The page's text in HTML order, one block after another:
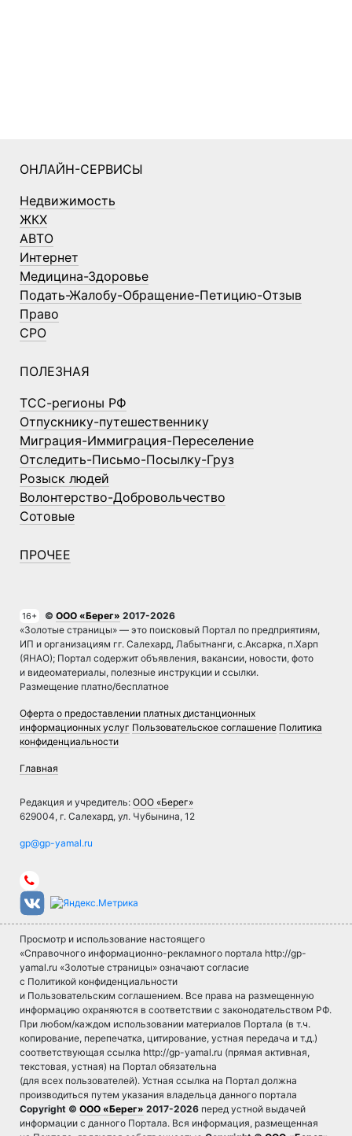
ОНЛАЙН-СЕРВИСЫ
Недвижимость
ЖКХ
АВТО
Интернет
Медицина-Здоровье
Подать-Жалобу-Обращение-Петицию-Отзыв
Право
СРО
ПОЛЕЗНАЯ
ТСС-регионы РФ
Отпускнику-путешественнику
Миграция-Иммиграция-Переселение
Отследить-Письмо-Посылку-Груз
Розыск людей
Волонтерство-Добровольчество
Сотовые
ПРОЧЕЕ
16+ © ООО «Берег» 2017-2026
«Золотые страницы» — это поисковый Портал по предприятиям,
ИП и организациям гг. Салехард, Лабытнанги, с.Аксарка, п.Харп
(ЯНАО); Портал содержит объявления, вакансии, новости, фото
и видеоматериалы, полезные инструкции и ссылки.
Размещение платно/бесплатное
Оферта о предоставлении платных дистанционных
информационных услуг Пользовательское соглашение Политика
конфиденциальности
Главная
Редакция и учредитель: ООО «Берег»
629004, г. Салехард, ул. Чубынина, 12
Просмотр и использование настоящего
«Справочного информационно-рекламного портала http://gp-
yamal.ru «Золотые страницы» означают согласие
с Политикой конфиденциальности
и Пользовательским соглашением. Все права на размещенную
информацию охраняются в соответствии с законодательством РФ.
При любом/каждом использовании материалов Портала (в т.ч.
копирование, перепечатка, цитирование, устная передача и т.д.)
соответствующая ссылка http://gp-yamal.ru (прямая активная,
текстовая, устная) на Портал обязательна
(для всех пользователей). Устная ссылка на Портал должна
производиться путем указания владельца данного портала
Copyright © ООО «Берег» 2017-2026 перед устной выдачей
информации с данного Портала. Вся информация, размещенная